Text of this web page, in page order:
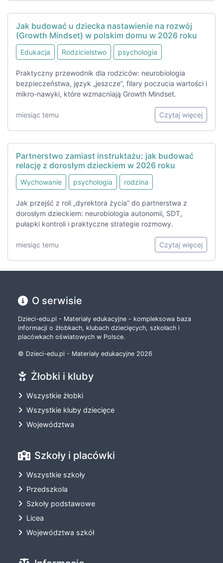
Jak budować u dziecka nastawienie na rozwój
(Growth Mindset) w polskim domu w 2026 roku
Edukacja Rodzicielstwo psychologia
Praktyczny przewodnik dla rodziców: neurobiologia
bezpieczeństwa, język „jeszcze”, filary poczucia wartości i
mikro-nawyki, które wzmacniają Growth Mindset.
miesiąc temu Czytaj więcej
Partnerstwo zamiast instruktażu: jak budować
relację z dorosłym dzieckiem w 2026 roku
Wychowanie psychologia rodzina
Jak przejść z roli „dyrektora życia” do partnerstwa z
dorosłym dzieckiem: neurobiologia autonomii, SDT,
pułapki kontroli i praktyczne strategie rozmowy.
miesiąc temu Czytaj więcej
O serwisie
Dzieci-edu.pl - Materiały edukacyjne - kompleksowa baza
informacji o żłobkach, klubach dziecięcych, szkołach i
placówkach oświatowych w Polsce.
© Dzieci-edu.pl - Materiały edukacyjne 2026
Żłobki i kluby
Wszystkie żłobki
Wszystkie kluby dziecięce
Województwa
Szkoły i placówki
Wszystkie szkoły
Przedszkola
Szkoły podstawowe
Licea
Województwa szkół